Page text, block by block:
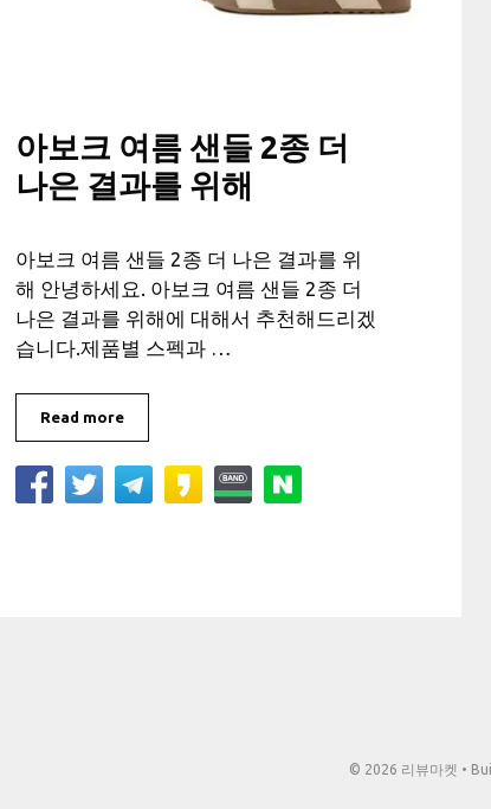
아보크 여름 샌들 2종 더
나은 결과를 위해
아보크 여름 샌들 2종 더 나은 결과를 위
해 안녕하세요. 아보크 여름 샌들 2종 더
나은 결과를 위해에 대해서 추천해드리겠
습니다.제품별 스펙과 …
Read more
© 2026 리뷰마켓 •